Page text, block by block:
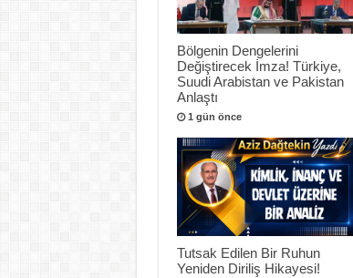
Bölgenin Dengelerini
Değiştirecek İmza! Türkiye,
Suudi Arabistan ve Pakistan
Anlaştı
1 gün önce
Tutsak Edilen Bir Ruhun
Yeniden Diriliş Hikayesi!